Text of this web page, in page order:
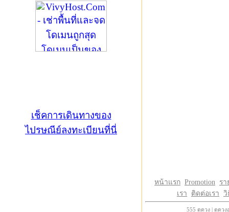
เช็คการเดินทางของ
ไปรษณีย์ลงทะเบียนที่นี่
หน้าแรก Promotion ร
เรา
ติดต่อเรา วิ
555 ดูดวง ดูดวง